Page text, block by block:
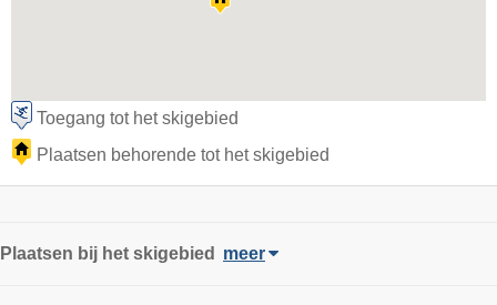
Toegang tot het skigebied
Plaatsen behorende tot het skigebied
Plaatsen bij het skigebied meer